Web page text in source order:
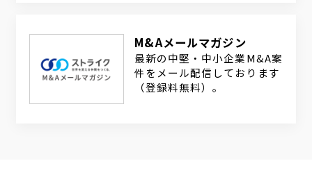
M&Aメールマガジン
最新の中堅・中小企業M&A案
件をメール配信しております
（登録料無料）。